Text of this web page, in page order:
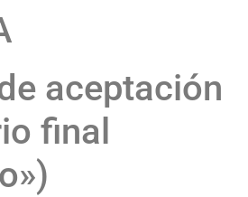
aceptación
final